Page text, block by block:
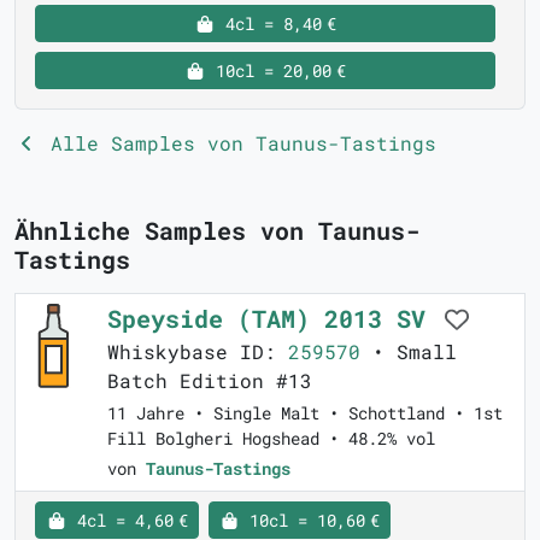
4cl = 8,40 €
10cl = 20,00 €
Alle Samples von Taunus-Tastings
Ähnliche Samples von Taunus-
Tastings
Speyside (TAM) 2013 SV
Whiskybase ID: 259570 • Small
Batch Edition #13
11 Jahre • Single Malt • Schottland • 1st
Fill Bolgheri Hogshead • 48.2% vol
von Taunus-Tastings
4cl = 4,60 € 10cl = 10,60 €